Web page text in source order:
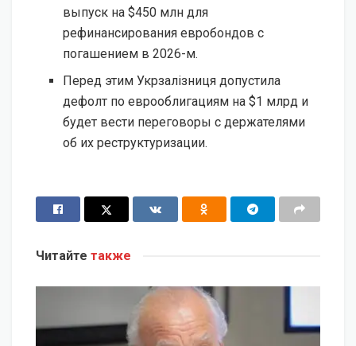
выпуск на $450 млн для
рефинансирования евробондов с
погашением в 2026-м.
Перед этим Укрзалізниця допустила
дефолт по еврооблигациям на $1 млрд и
будет вести переговоры с держателями
об их реструктуризации.
Читайте также